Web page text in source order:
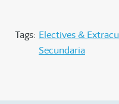
Tags: Electives &
Secundaria